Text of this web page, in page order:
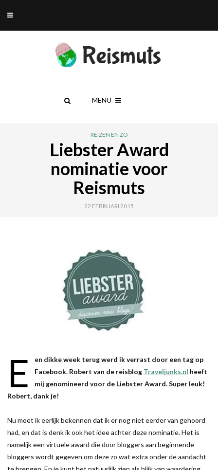
MENU
REIZEN EN ZO
Liebster Award
nominatie voor
Reismuts
22 FEBRUARI 2015
E
en dikke week terug werd ik verrast door een tag op
Facebook. Robert van de reisblog Traveljunks.nl heeft
mij genomineerd voor de Liebster Award. Super leuk!
Robert, dank je!
Nu moet ik eerlijk bekennen dat ik er nog niet eerder van gehoord
had, en dat is denk ik ook het idee achter deze nominatie. Het is
namelijk een virtuele award die door bloggers aan beginnende
bloggers wordt gegeven om deze zo wat extra onder de aandacht